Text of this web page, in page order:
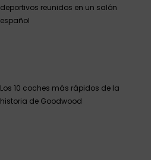
deportivos reunidos en un salón
español
Los 10 coches más rápidos de la
historia de Goodwood